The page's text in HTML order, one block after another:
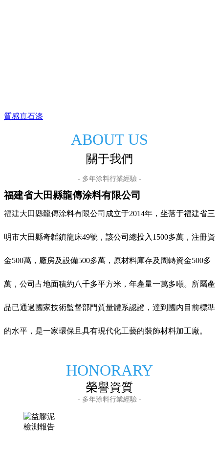
質感真石漆
ABOUT US
關于我們
- 多年涂料行業經驗 -
福建省大田縣龍傳涂料有限公司
福建大田縣龍傳涂料有限公司成立于2014年，坐落于福建省三
明市大田縣奇韜鎮龍床49號，該公司總投入1500多萬，注冊資
金500萬，廠房及設備500多萬，原材料庫存及周轉資金500多
萬，公司占地面積約八千多平方米，年產量一萬多噸。所屬產
品已通過國家技術監督部門質量體系認證，達到國內目前標準
的水平，是一家環保且具有現代化工藝的裝飾材料加工廠。
HONORARY
榮譽資質
- 多年涂料行業經驗 -